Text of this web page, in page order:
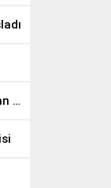
Virüsten sonra sanat Wuhan’dan yola çıktı